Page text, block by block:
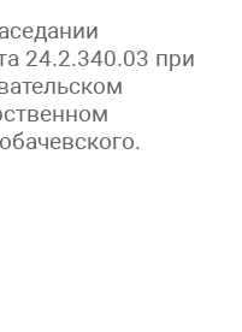
24.2.340.03 при